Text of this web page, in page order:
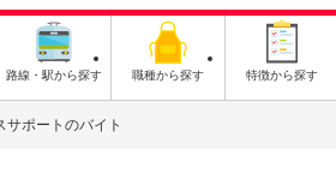
路線・駅から探す 職種から探す 特徴から探す
サポートのバイト